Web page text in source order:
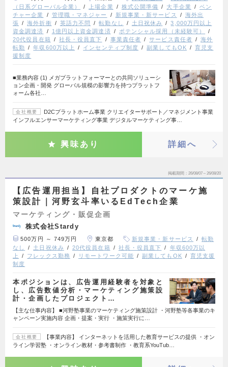
（日系グローバル企業）
上場企業 株式公開準備 大手企業
ベン
チャー企業
管理職・マネジャー 新規事業・新サービス
海外出
張
海外折衝 英語力不問 転勤なし 土日祝休み
3,000万円以上
資金調達済
1億円以上資金調達済
ポテンシャル採用（未経験可）
20代役員在籍
社長・役員直下 事業責任者 サービス責任者
海外
転勤
年収600万以上 インセンティブ制度 副業してもOK
育児支
援制度
■業務内容 (1) メガプラットフォーマーとの共同ソリューシ
ョン企画・開発 グローバル規模の影響力を持つプラットフ
ォーム各社…
会社概要
D2Cプラットホーム事業 クリエイターサポート／マネジメント事業
インフルエンサーマーケティング事業 デジタルマーケティング事…
興味あり 詳細へ
掲載期間 26/08/07～26/08/20
【広告運用担当】自社プロダクトのマーケ施
策設計｜河野玄斗率いるEdTech企業
マーケティング・販促企画
株式会社Stardy
500万円 ～ 749万円 東京都 新規事業・新サービス
転勤
なし
土日祝休み 20代役員在籍 社長・役員直下
年収600万以
上
フレックス勤務 リモートワーク可能 副業してもOK
育児支援
制度
本ポジションは、広告運用経験者を対象と
し、広告数値分析・マーケティング施策設
計・企画したプロジェクト…
【主な仕事内容】 ■河野塾事業のマーケティング施策設計 ・河野塾等各事業のキ
ャンペーン実施内容 企画・提案・実行 ・施策実行に…
会社概要
【事業内容】 インターネットを活用した教育サービスの提供 ・オン
ライン学習塾 ・オンライン教材・参考書制作 ・教育系YouTub…